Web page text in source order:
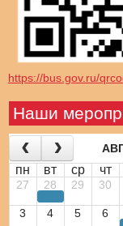
https://bus.gov.ru/
Наши
пн вт ср чт
27 28 29 30
3 4 5 6